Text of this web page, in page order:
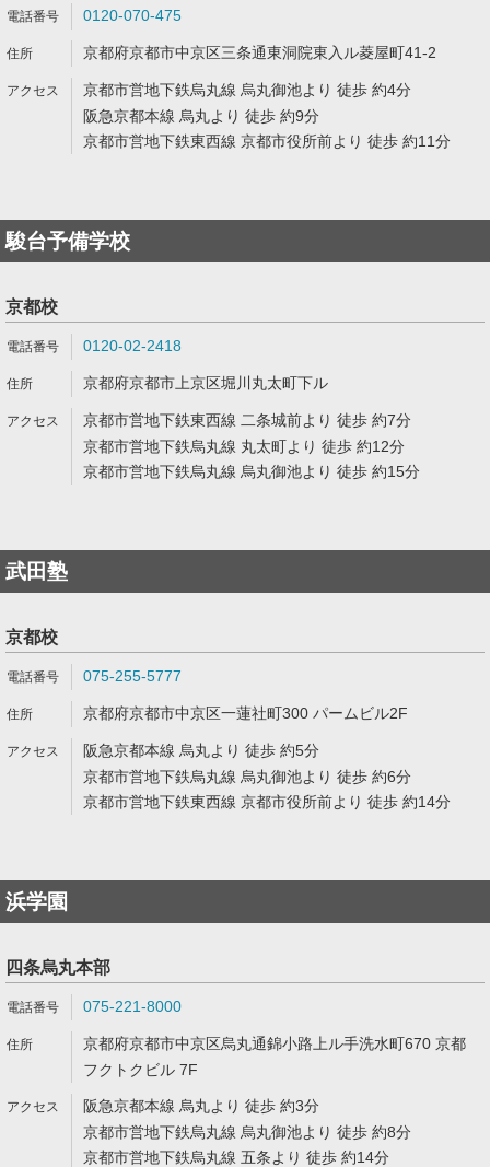
0120-070-475
京都府京都市中京区三条通東洞院東入ル菱屋町41-2
京都市営地下鉄烏丸線 烏丸御池より 徒歩 約4分
阪急京都本線 烏丸より 徒歩 約9分
京都市営地下鉄東西線 京都市役所前より 徒歩 約11分
駿台予備学校
京都校
0120-02-2418
京都府京都市上京区堀川丸太町下ル
京都市営地下鉄東西線 二条城前より 徒歩 約7分
京都市営地下鉄烏丸線 丸太町より 徒歩 約12分
京都市営地下鉄烏丸線 烏丸御池より 徒歩 約15分
武田塾
京都校
075-255-5777
京都府京都市中京区一蓮社町300 パームビル2F
阪急京都本線 烏丸より 徒歩 約5分
京都市営地下鉄烏丸線 烏丸御池より 徒歩 約6分
京都市営地下鉄東西線 京都市役所前より 徒歩 約14分
浜学園
四条烏丸本部
075-221-8000
京都府京都市中京区烏丸通錦小路上ル手洗水町670 京都
フクトクビル 7F
阪急京都本線 烏丸より 徒歩 約3分
京都市営地下鉄烏丸線 烏丸御池より 徒歩 約8分
京都市営地下鉄烏丸線 五条より 徒歩 約14分